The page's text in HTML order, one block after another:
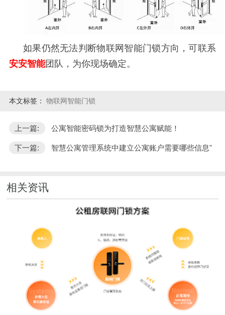
如果仍然无法判断物联网智能门锁方向，可联系
安安智能团队，为你现场确定。
本文标签： 物联网智能门锁
上一篇: 公寓智能密码锁为打造智慧公寓赋能！
下一篇: 智慧公寓管理系统中建立公寓账户需要哪些信息"
相关资讯